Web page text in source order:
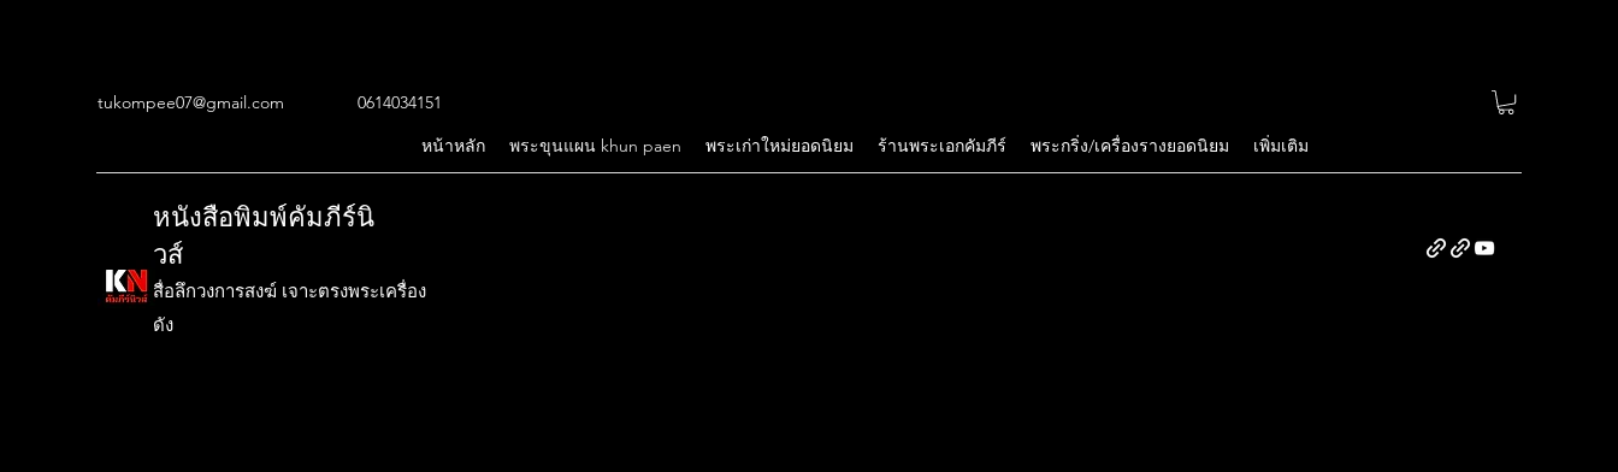
tukompee07@gmail.com 0614034151
หนังสือพิมพ์คัมภีร์นิ
วส์
สื่อลึกวงการสงฆ์ เจาะตรงพระเครื่อง
ดัง
หน้าหลัก พระขุนแผน khun paen พระเก่าใหม่ยอดนิยม ร้านพระเอกคัมภีร์ พระกริ่ง/เครื่องรางยอดนิยม เพิ่มเติม